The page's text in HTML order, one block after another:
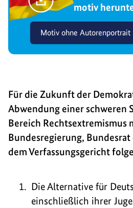
motiv
Motiv ohne Autorenportrait
Für die Zukunft der
Abwendung einer schweren
Bereich Rechtsextremismus
Bundesregierung,
dem Verfassungsgericht
Die Alternative für
einschließlich ihrer